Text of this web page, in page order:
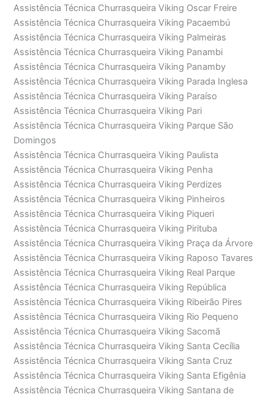
Assistência Técnica Churrasqueira Viking Oscar Freire
Assistência Técnica Churrasqueira Viking Pacaembú
Assistência Técnica Churrasqueira Viking Palmeiras
Assistência Técnica Churrasqueira Viking Panambi
Assistência Técnica Churrasqueira Viking Panamby
Assistência Técnica Churrasqueira Viking Parada Inglesa
Assistência Técnica Churrasqueira Viking Paraíso
Assistência Técnica Churrasqueira Viking Pari
Assistência Técnica Churrasqueira Viking Parque São
Domingos
Assistência Técnica Churrasqueira Viking Paulista
Assistência Técnica Churrasqueira Viking Penha
Assistência Técnica Churrasqueira Viking Perdizes
Assistência Técnica Churrasqueira Viking Pinheiros
Assistência Técnica Churrasqueira Viking Piqueri
Assistência Técnica Churrasqueira Viking Pirituba
Assistência Técnica Churrasqueira Viking Praça da Árvore
Assistência Técnica Churrasqueira Viking Raposo Tavares
Assistência Técnica Churrasqueira Viking Real Parque
Assistência Técnica Churrasqueira Viking República
Assistência Técnica Churrasqueira Viking Ribeirão Pires
Assistência Técnica Churrasqueira Viking Rio Pequeno
Assistência Técnica Churrasqueira Viking Sacomã
Assistência Técnica Churrasqueira Viking Santa Cecília
Assistência Técnica Churrasqueira Viking Santa Cruz
Assistência Técnica Churrasqueira Viking Santa Efigênia
Assistência Técnica Churrasqueira Viking Santana de